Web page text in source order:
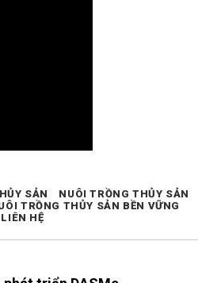
SẢN
NUÔI TRỒNG THỦY SẢN
TRỒNG THỦY SẢN BỀN VỮNG
LIÊN HỆ